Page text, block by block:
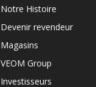
Notre Histoire
Devenir revendeur
Magasins
VEOM Group
Investisseurs